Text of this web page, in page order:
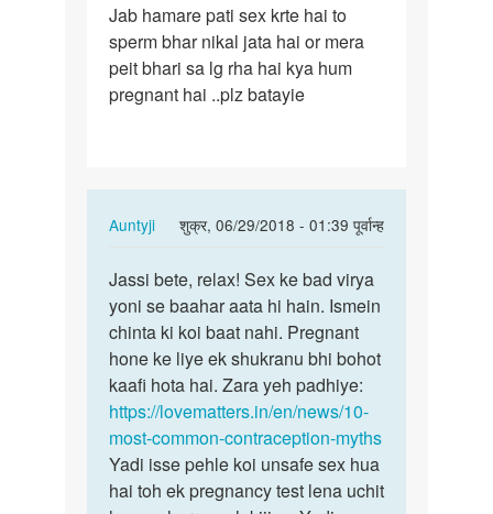
Jab
hamare
pati
sex
Jab hamare pati sex krte hai to
sperm bhar nikal jata hai or mera
peit bhari sa lg rha hai kya hum
pregnant hai ..plz batayie
Auntyji
शुक्र, 06/29/2018 - 01:39 पूर्वान्ह
In
to
Jab
hamare
pati
sex
krte
hai…
by
Jassi
Jassi
bete,
relax!
Sex
ke…
Jassi bete, relax! Sex ke bad virya
yoni se baahar aata hi hain. Ismein
chinta ki koi baat nahi. Pregnant
hone ke liye ek shukranu bhi bohot
kaafi hota hai. Zara yeh padhiye:
https://lovematters.in/en/news/10-
most-common-contraception-myths
Yadi isse pehle koi unsafe sex hua
hai toh ek pregnancy test lena uchit